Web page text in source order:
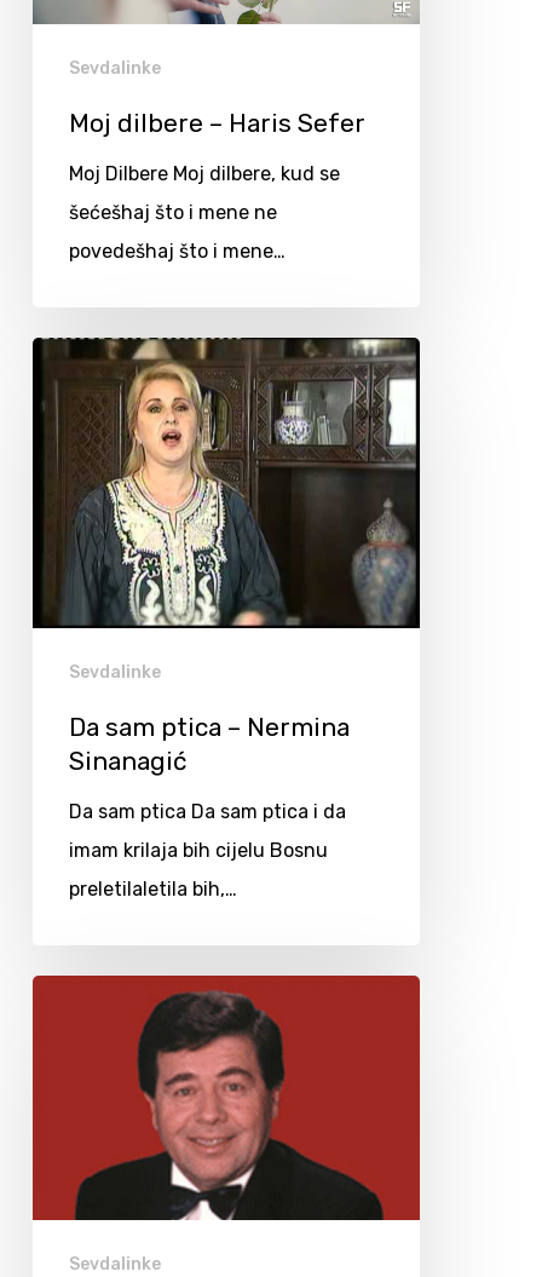
Sevdalinke
Moj dilbere – Haris Sefer
Moj Dilbere Moj dilbere, kud se
šećešhaj što i mene ne
povedešhaj što i mene…
Sevdalinke
Da sam ptica – Nermina
Sinanagić
Da sam ptica Da sam ptica i da
imam krilaja bih cijelu Bosnu
preletilaletila bih,…
Sevdalinke